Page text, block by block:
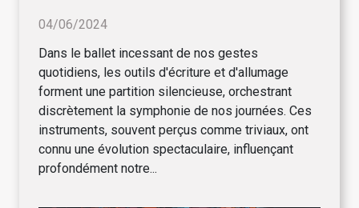
04/06/2024
Dans le ballet incessant de nos gestes
quotidiens, les outils d'écriture et d'allumage
forment une partition silencieuse, orchestrant
discrètement la symphonie de nos journées. Ces
instruments, souvent perçus comme triviaux, ont
connu une évolution spectaculaire, influençant
profondément notre...